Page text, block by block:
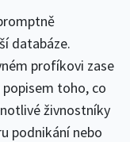
databáze.
profíkovi zase
toho, co
živnostníky
podnikání nebo